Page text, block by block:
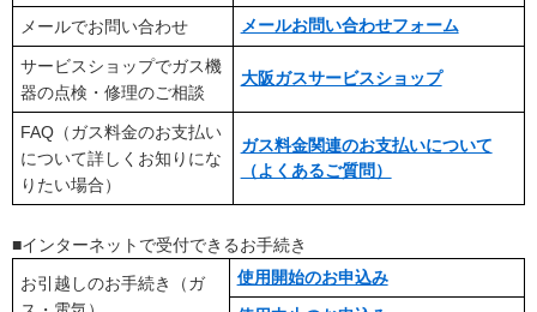
メールでお問い合わせ メールお問い合わせフォーム
サービスショップでガス機
器の点検・修理のご相談
大阪ガスサービスショップ
FAQ（ガス料金のお支払い
について詳しくお知りにな
りたい場合）
ガス料金関連のお支払いについて
（よくあるご質問）
■インターネットで受付できるお手続き
お引越しのお手続き（ガ
使用開始のお申込み